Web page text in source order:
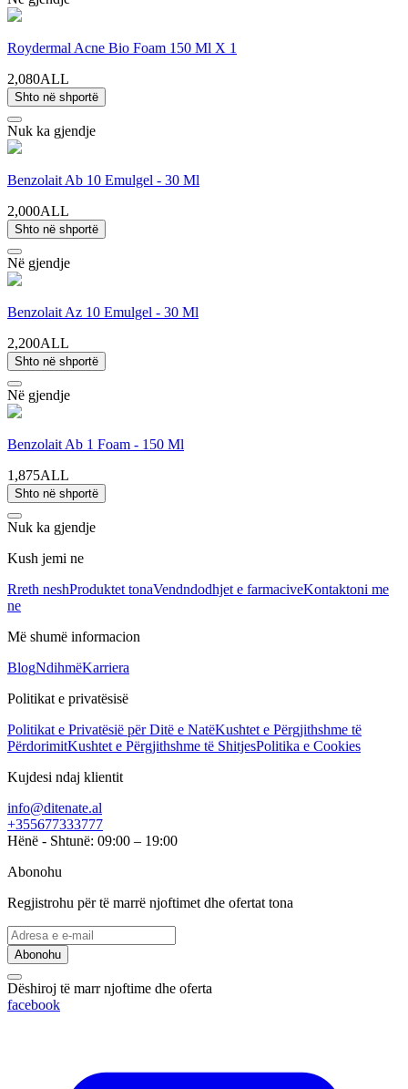
Roydermal Acne Bio Foam 150 Ml X 1
2,080ALL
Shto në shportë
Nuk ka gjendje
Benzolait Ab 10 Emulgel - 30 Ml
2,000ALL
Shto në shportë
Në gjendje
Benzolait Az 10 Emulgel - 30 Ml
2,200ALL
Shto në shportë
Në gjendje
Benzolait Ab 1 Foam - 150 Ml
1,875ALL
Shto në shportë
Nuk ka gjendje
Kush jemi ne
Rreth neshProduktet tonaVendndodhjet e farmaciveKontaktoni me
ne
Më shumë informacion
BlogNdihmëKarriera
Politikat e privatësisë
Politikat e Privatësië për Ditë e NatëKushtet e Përgjithshme të
PërdorimitKushtet e Përgjithshme të ShitjesPolitika e Cookies
Kujdesi ndaj klientit
info@ditenate.al
+355677333777
Hënë - Shtunë: 09:00 – 19:00
Abonohu
Regjistrohu për të marrë njoftimet dhe ofertat tona
Abonohu
Dëshiroj të marr njoftime dhe oferta
facebook